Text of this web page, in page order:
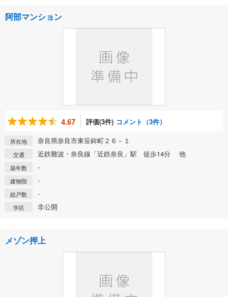
阿部マンション
4.67 評価(3件) コメント（3件）
所在地 奈良県奈良市東笹鉾町２６－１
交通 近鉄難波・奈良線「近鉄奈良」駅 徒歩14分 他
築年数 -
建物階 -
総戸数 -
学区 非公開
メゾン押上